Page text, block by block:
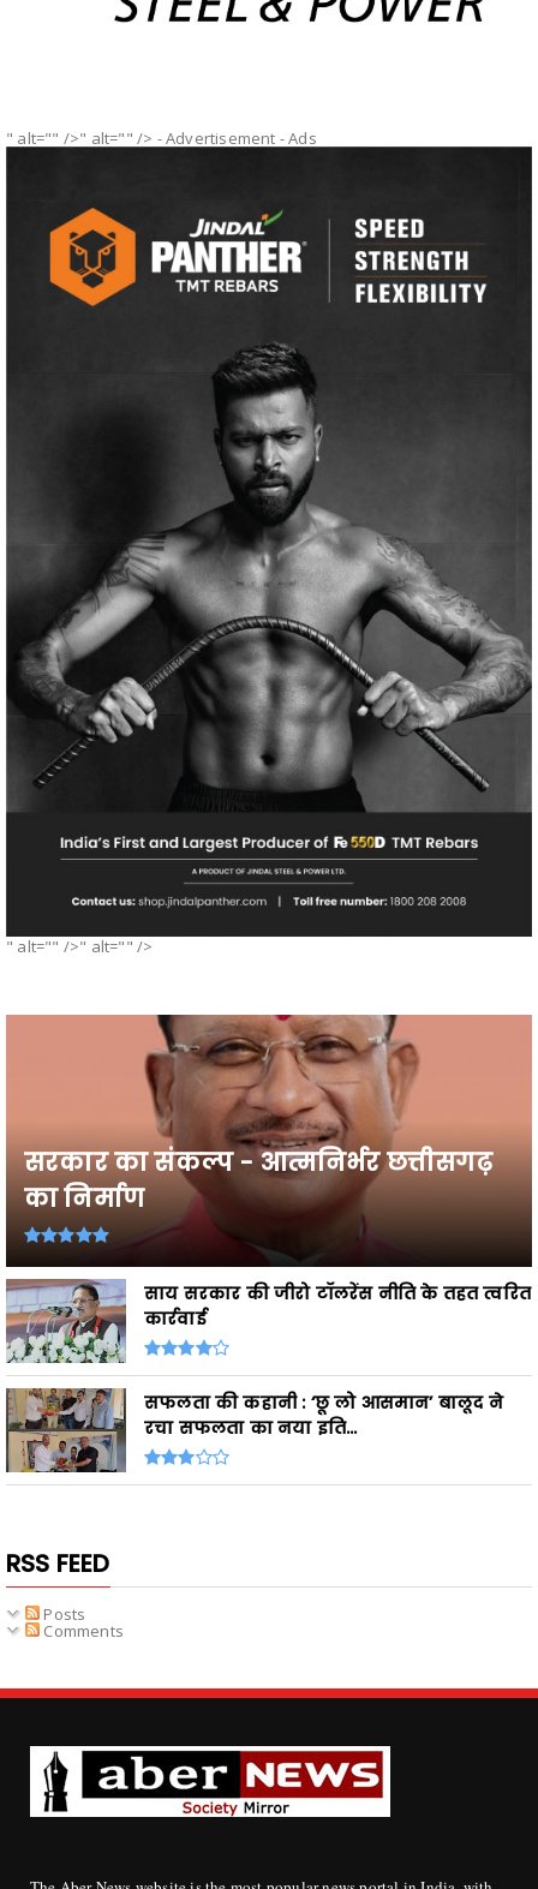
" alt="" />" alt="" /> - Advertisement -Ads
" alt="" />" alt="" />
सरकार का संकल्प - आत्मनिर्भर छत्तीसगढ़
का निर्माण
साय सरकार की जीरो टॉलरेंस नीति के तहत त्वरित
कार्रवाई
सफलता की कहानी : ‘छू लो आसमान’ बालूद ने
रचा सफलता का नया इति...
RSS FEED
Posts
Comments